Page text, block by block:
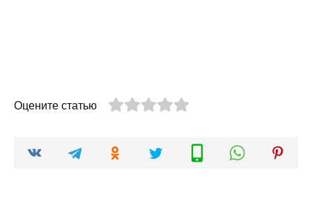
Оцените статью